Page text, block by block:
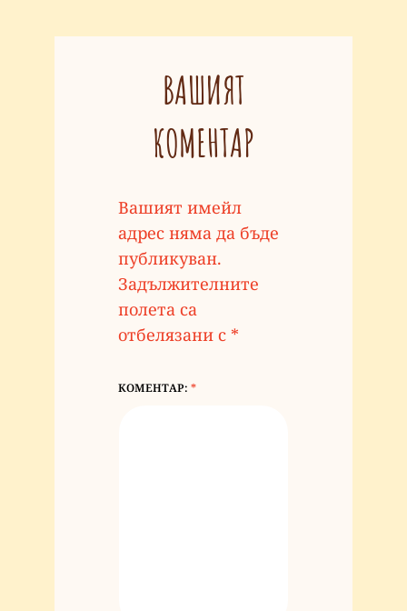
ВАШИЯТ
КОМЕНТАР
Вашият имейл
адрес няма да бъде
публикуван.
Задължителните
полета са
отбелязани с *
КОМЕНТАР: *